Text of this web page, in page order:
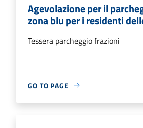
Agevolazione per il
zona blu per i residenti
Tessera parcheggio frazioni
GO TO PAGE